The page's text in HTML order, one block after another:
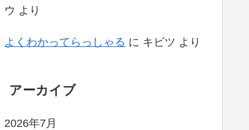
ウ より
よくわかってらっしゃる に キビツ より
アーカイブ
2026年7月